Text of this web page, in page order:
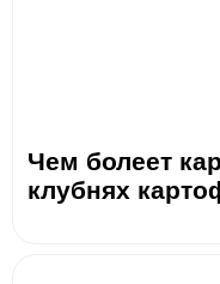
Чем болеет
клубнях